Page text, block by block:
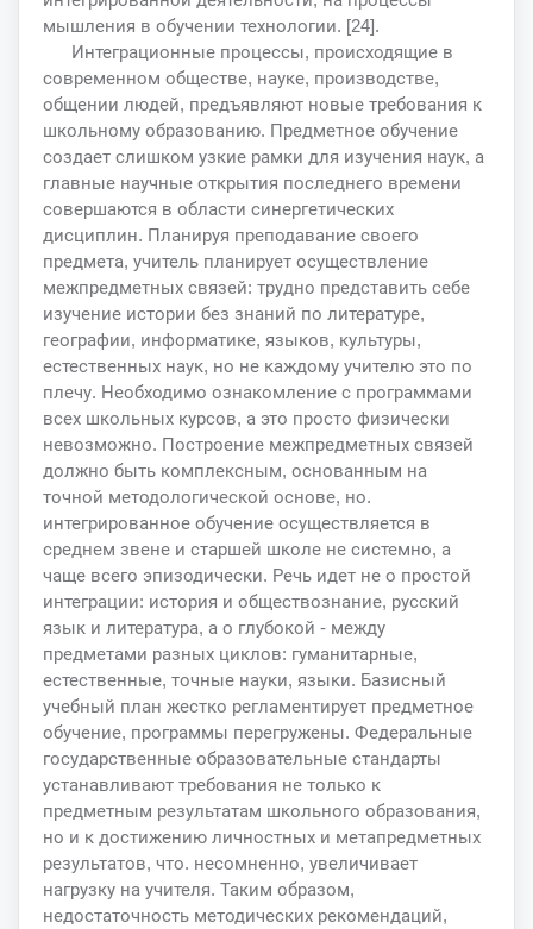
мышления в обучении технологии. [24].
Интеграционные процессы, происходящие в
современном обществе, науке, производстве,
общении людей, предъявляют новые требования к
школьному образованию. Предметное обучение
создает слишком узкие рамки для изучения наук, а
главные научные открытия последнего времени
совершаются в области синергетических
дисциплин. Планируя преподавание своего
предмета, учитель планирует осуществление
межпредметных связей: трудно представить себе
изучение истории без знаний по литературе,
географии, информатике, языков, культуры,
естественных наук, но не каждому учителю это по
плечу. Необходимо ознакомление с программами
всех школьных курсов, а это просто физически
невозможно. Построение межпредметных связей
должно быть комплексным, основанным на
точной методологической основе, но.
интегрированное обучение осуществляется в
среднем звене и старшей школе не системно, а
чаще всего эпизодически. Речь идет не о простой
интеграции: история и обществознание, русский
язык и литература, а о глубокой - между
предметами разных циклов: гуманитарные,
естественные, точные науки, языки. Базисный
учебный план жестко регламентирует предметное
обучение, программы перегружены. Федеральные
государственные образовательные стандарты
устанавливают требования не только к
предметным результатам школьного образования,
но и к достижению личностных и метапредметных
результатов, что. несомненно, увеличивает
нагрузку на учителя. Таким образом,
недостаточность методических рекомендаций,